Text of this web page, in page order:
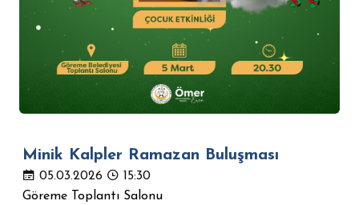
Minik Kalpler Ramazan Buluşması
05.03.2026
15:30
Göreme Toplantı Salonu